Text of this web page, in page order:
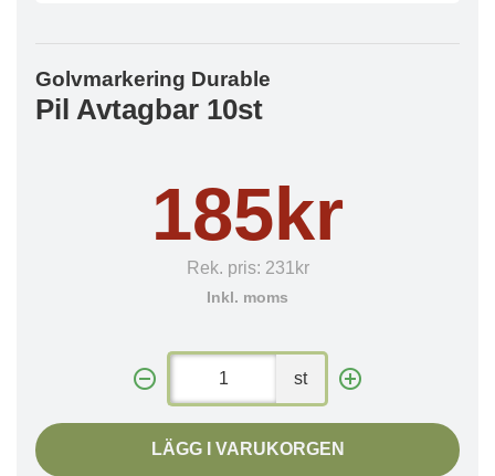
Golvmarkering Durable
Pil Avtagbar 10st
185kr
Rek. pris: 231kr
Inkl. moms
st
LÄGG I VARUKORGEN